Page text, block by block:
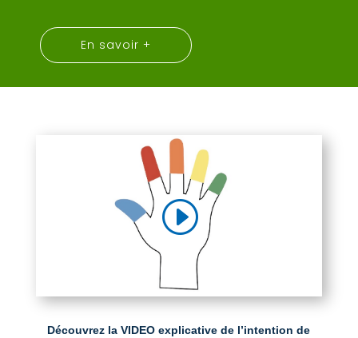
En savoir +
Découvrez la VIDEO explicative de l’intention de